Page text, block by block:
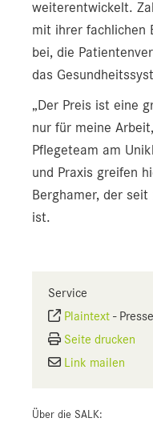
weiterentwickelt.
mit ihrer fachlichen
bei, die
das
„Der Preis ist eine
nur für meine
Pflegeteam am
und Praxis greifen
Berghamer, der
ist.
Service
Plaintext -
Seite drucken
Link mailen
Über die SALK: